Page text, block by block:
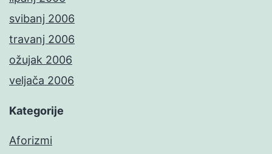
svibanj 2006
travanj 2006
ožujak 2006
veljača 2006
Kategorije
Aforizmi